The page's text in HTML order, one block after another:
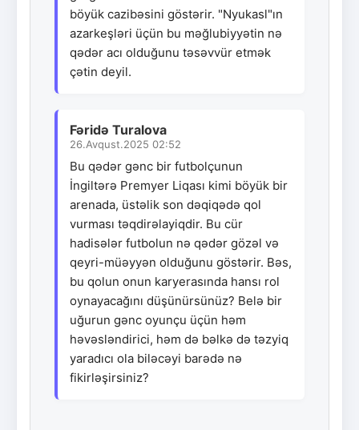
böyük cazibəsini göstərir. "Nyukasl"ın
azarkeşləri üçün bu məğlubiyyətin nə
qədər acı olduğunu təsəvvür etmək
çətin deyil.
Fəridə Turalova
26.Avqust.2025 02:52
Bu qədər gənc bir futbolçunun
İngiltərə Premyer Liqası kimi böyük bir
arenada, üstəlik son dəqiqədə qol
vurması təqdirəlayiqdir. Bu cür
hadisələr futbolun nə qədər gözəl və
qeyri-müəyyən olduğunu göstərir. Bəs,
bu qolun onun karyerasında hansı rol
oynayacağını düşünürsünüz? Belə bir
uğurun gənc oyunçu üçün həm
həvəsləndirici, həm də bəlkə də təzyiq
yaradıcı ola biləcəyi barədə nə
fikirləşirsiniz?